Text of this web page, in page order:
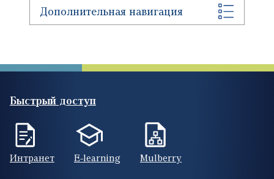
Дополнительная навигация
Быстрый доступ
Интранет E-learning Mulberry